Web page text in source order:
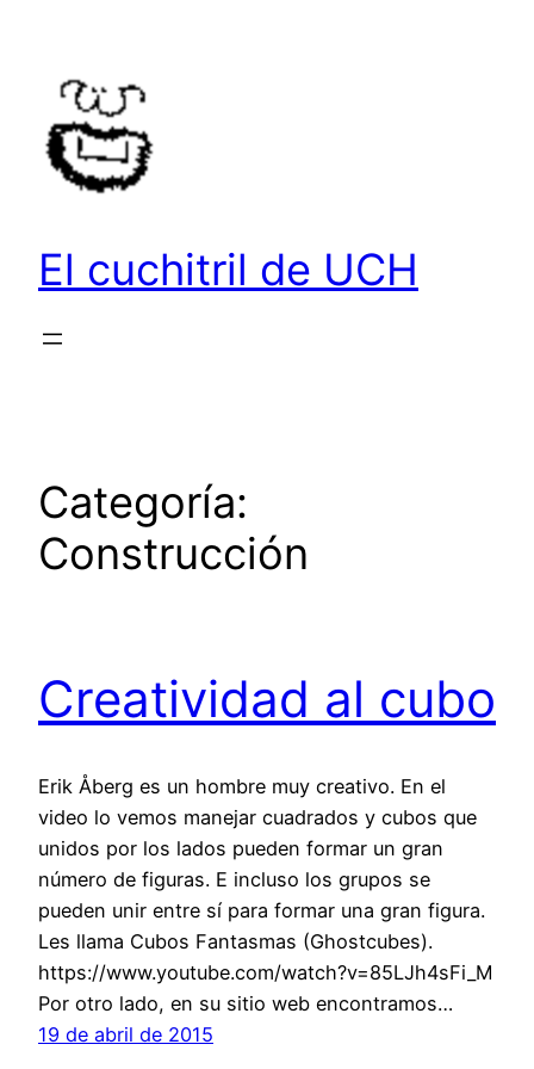
contenido
El cuchitril de UCH
Categoría:
Construcción
Creatividad al cubo
Erik Åberg es un hombre muy creativo. En el
video lo vemos manejar cuadrados y cubos que
unidos por los lados pueden formar un gran
número de figuras. E incluso los grupos se
pueden unir entre sí para formar una gran figura.
Les llama Cubos Fantasmas (Ghostcubes).
https://www.youtube.com/watch?v=85LJh4sFi_M
Por otro lado, en su sitio web encontramos…
19 de abril de 2015